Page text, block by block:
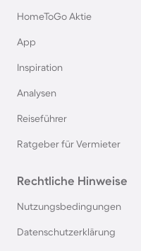
HomeToGo Aktie
App
Inspiration
Analysen
Reiseführer
Ratgeber für Vermieter
Rechtliche Hinweise
Nutzungsbedingungen
Datenschutzerklärung